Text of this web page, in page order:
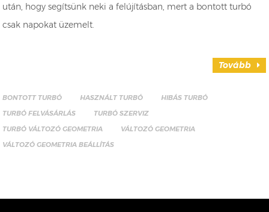
után, hogy segítsünk neki a felújításban, mert a bontott turbó
csak napokat üzemelt.
Tovább
BONTOTT TURBÓ HASZNÁLT TURBÓ
HIBÁS TURBÓ
TURBÓ FELVÁSÁRLÁS
TURBÓ SZERVIZ
TURBÓ VÁLTOZÓ GEOMETRIA
VÁLTOZÓ GEOMETRIA
VÁLTOZÓ GEOMETRIA BEÁLLÍTÁS